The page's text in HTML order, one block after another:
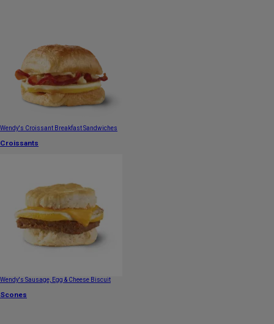
Wendy's Croissant Breakfast Sandwiches
Croissants
Wendy's Sausage, Egg & Cheese Biscuit
Scones